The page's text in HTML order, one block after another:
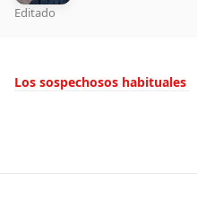
Editado
Los sospechosos habituales